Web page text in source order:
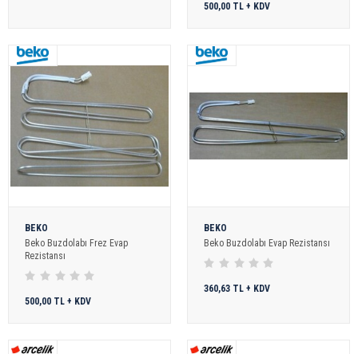
500,00 TL + KDV
BEKO
Beko Buzdolabı Frez Evap
Rezistansı
500,00 TL + KDV
BEKO
Beko Buzdolabı Evap Rezistansı
360,63 TL + KDV